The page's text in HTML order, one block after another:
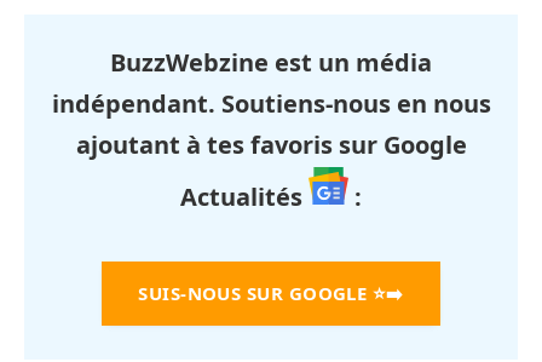
BuzzWebzine est un média
indépendant. Soutiens-nous en nous
ajoutant à tes favoris sur Google
Actualités
:
SUIS-NOUS SUR GOOGLE ⭐➡️